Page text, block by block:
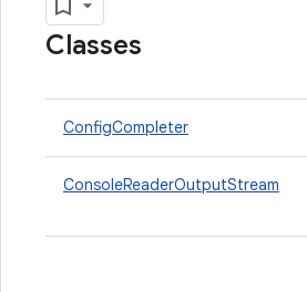
Classes
ConfigCompleter
ConsoleReaderOutputStream